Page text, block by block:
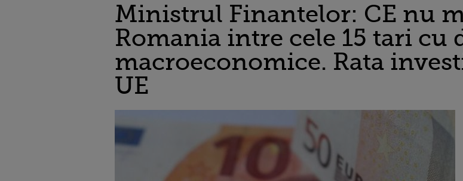
Ministrul Finantelor: CE nu
Romania intre cele 15 tari cu
macroeconomice. Rata
UE